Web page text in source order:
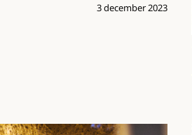
3 december 2023